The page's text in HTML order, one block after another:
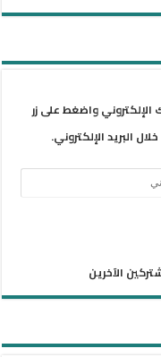
الإلكتروني واضغط على زر
البريد الإلكتروني.